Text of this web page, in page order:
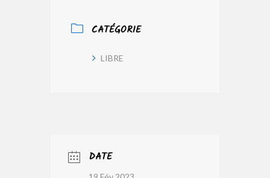
CATÉGORIE
LIBRE
DATE